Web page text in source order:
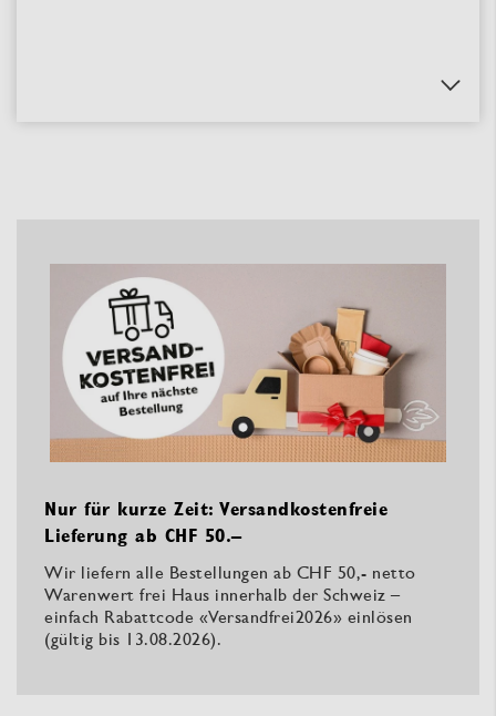
Nur für kurze Zeit: Versandkostenfreie
Lieferung ab CHF 50.–
Wir liefern alle Bestellungen ab CHF 50,- netto
Warenwert frei Haus innerhalb der Schweiz –
einfach Rabattcode «Versandfrei2026» einlösen
(gültig bis 13.08.2026).